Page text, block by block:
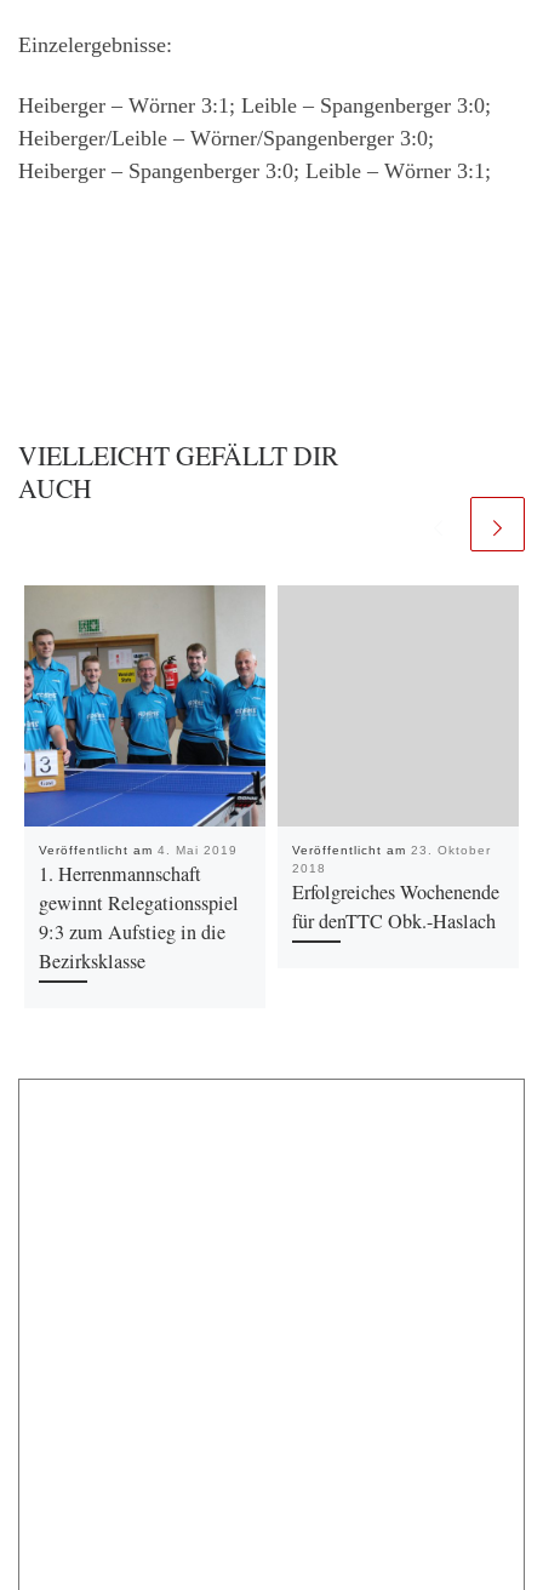
Einzelergebnisse:
Heiberger – Wörner 3:1; Leible – Spangenberger 3:0;
Heiberger/Leible – Wörner/Spangenberger 3:0;
Heiberger – Spangenberger 3:0; Leible – Wörner 3:1;
VIELLEICHT GEFÄLLT DIR
AUCH
Veröffentlicht am 4. Mai 2019
1. Herrenmannschaft
gewinnt Relegationsspiel
9:3 zum Aufstieg in die
Bezirksklasse
Veröffentlicht am 23. Oktober
2018
Erfolgreiches Wochenende
für denTTC Obk.-Haslach